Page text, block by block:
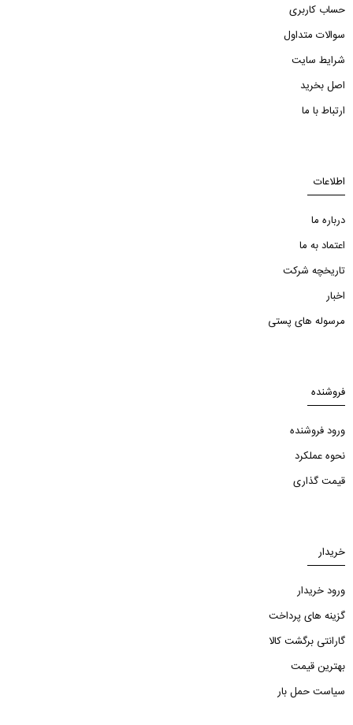
حساب کاربری
سوالات متداول
شرایط سایت
اصل بخرید
ارتباط با ما
اطلاعات
درباره ما
اعتماد به ما
تاریخچه شرکت
اخبار
مرسوله های پستی
فروشنده
ورود فروشنده
نحوه عملکرد
قیمت گذاری
خریدار
ورود خریدار
گزینه های پرداخت
گارانتی برگشت کالا
بهترین قیمت
سیاست حمل بار